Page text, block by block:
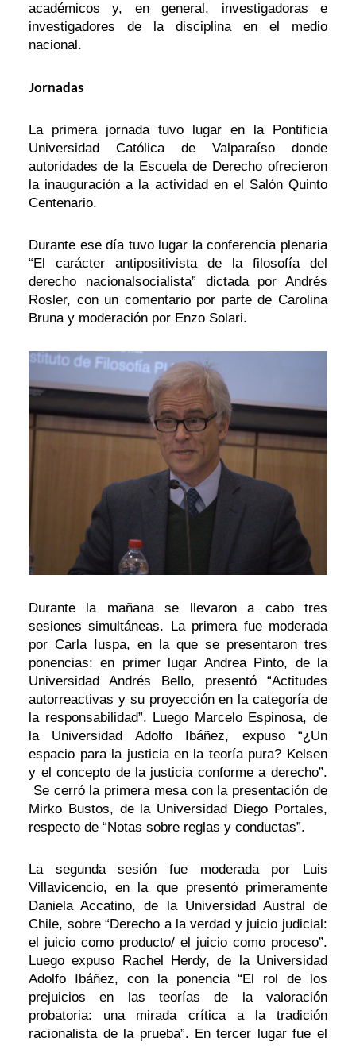
académicos y, en general, investigadoras e
investigadores de la disciplina en el medio
nacional.
Jornadas
La primera jornada tuvo lugar en la Pontificia
Universidad Católica de Valparaíso donde
autoridades de la Escuela de Derecho ofrecieron
la inauguración a la actividad en el Salón Quinto
Centenario.
Durante ese día tuvo lugar la conferencia plenaria
“El carácter antipositivista de la filosofía del
derecho nacionalsocialista” dictada por Andrés
Rosler, con un comentario por parte de Carolina
Bruna y moderación por Enzo Solari.
Durante la mañana se llevaron a cabo tres
sesiones simultáneas. La primera fue moderada
por Carla Iuspa, en la que se presentaron tres
ponencias: en primer lugar Andrea Pinto, de la
Universidad Andrés Bello, presentó “Actitudes
autorreactivas y su proyección en la categoría de
la responsabilidad”. Luego Marcelo Espinosa, de
la Universidad Adolfo Ibáñez, expuso “¿Un
espacio para la justicia en la teoría pura? Kelsen
y el concepto de la justicia conforme a derecho”.
Se cerró la primera mesa con la presentación de
Mirko Bustos, de la Universidad Diego Portales,
respecto de “Notas sobre reglas y conductas”.
La segunda sesión fue moderada por Luis
Villavicencio, en la que presentó primeramente
Daniela Accatino, de la Universidad Austral de
Chile, sobre “Derecho a la verdad y juicio judicial:
el juicio como producto/ el juicio como proceso”.
Luego expuso Rachel Herdy, de la Universidad
Adolfo Ibáñez, con la ponencia “El rol de los
prejuicios en las teorías de la valoración
probatoria: una mirada crítica a la tradición
racionalista de la prueba”. En tercer lugar fue el